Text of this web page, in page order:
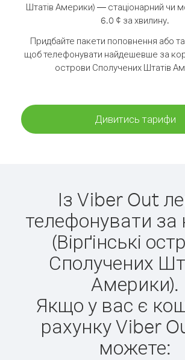
Штатів Америки) — стаціонарний чи
6.0 ¢ за хвилину.
Придбайте пакети поповнення або
щоб телефонувати найдешевше за
острови Сполучених Штатів
Дивитись тарифи
Із Viber Out
телефонувати за
(Вірґінські
Сполучених
Америки).
Якщо у вас є
рахунку Viber
можете: